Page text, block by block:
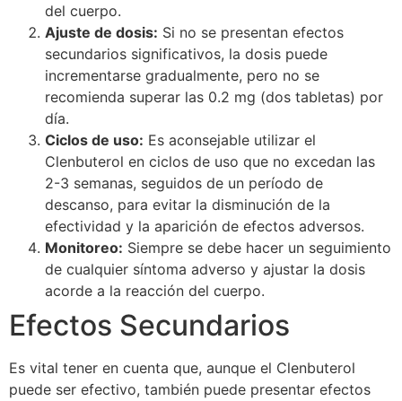
del cuerpo.
Ajuste de dosis: Si no se presentan efectos
secundarios significativos, la dosis puede
incrementarse gradualmente, pero no se
recomienda superar las 0.2 mg (dos tabletas) por
día.
Ciclos de uso: Es aconsejable utilizar el
Clenbuterol en ciclos de uso que no excedan las
2-3 semanas, seguidos de un período de
descanso, para evitar la disminución de la
efectividad y la aparición de efectos adversos.
Monitoreo: Siempre se debe hacer un seguimiento
de cualquier síntoma adverso y ajustar la dosis
acorde a la reacción del cuerpo.
Efectos Secundarios
Es vital tener en cuenta que, aunque el Clenbuterol
puede ser efectivo, también puede presentar efectos